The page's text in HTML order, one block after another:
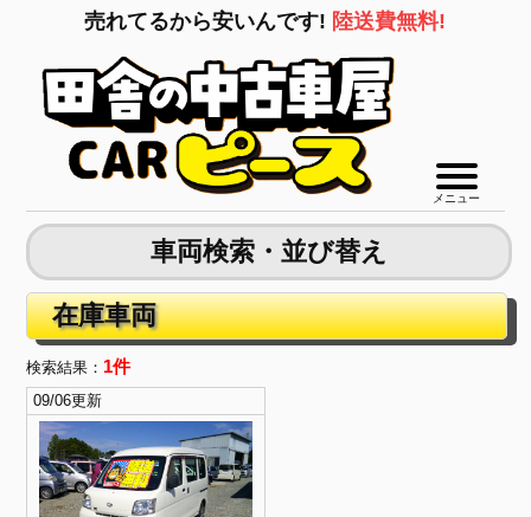
売れてるから安いんです! 陸送費無料!
メニュー
車両検索・並び替え
在庫車両
検索結果： 1件
09/06更新